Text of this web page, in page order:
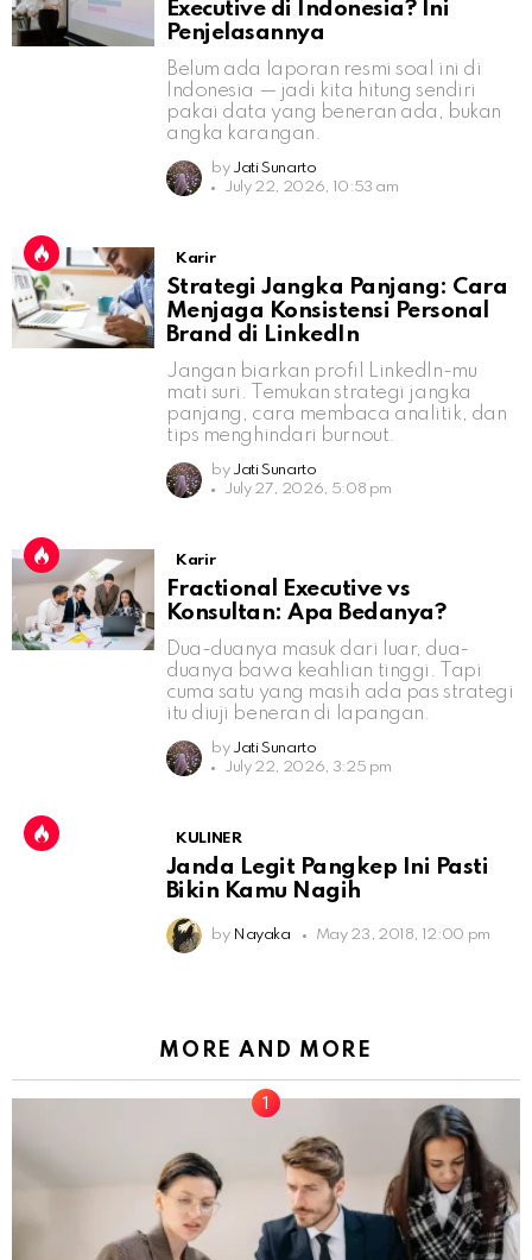
Executive di Indonesia? Ini
Penjelasannya
Belum ada laporan resmi soal ini di
Indonesia — jadi kita hitung sendiri
pakai data yang beneran ada, bukan
angka karangan.
by Jati Sunarto
July 22, 2026, 10:53 am
Karir
Strategi Jangka Panjang: Cara
Menjaga Konsistensi Personal
Brand di LinkedIn
Jangan biarkan profil LinkedIn-mu
mati suri. Temukan strategi jangka
panjang, cara membaca analitik, dan
tips menghindari burnout.
by Jati Sunarto
July 27, 2026, 5:08 pm
Karir
Fractional Executive vs
Konsultan: Apa Bedanya?
Dua-duanya masuk dari luar, dua-
duanya bawa keahlian tinggi. Tapi
cuma satu yang masih ada pas strategi
itu diuji beneran di lapangan.
by Jati Sunarto
July 22, 2026, 3:25 pm
KULINER
Janda Legit Pangkep Ini Pasti
Bikin Kamu Nagih
by Nayaka May 23, 2018, 12:00 pm
MORE AND MORE